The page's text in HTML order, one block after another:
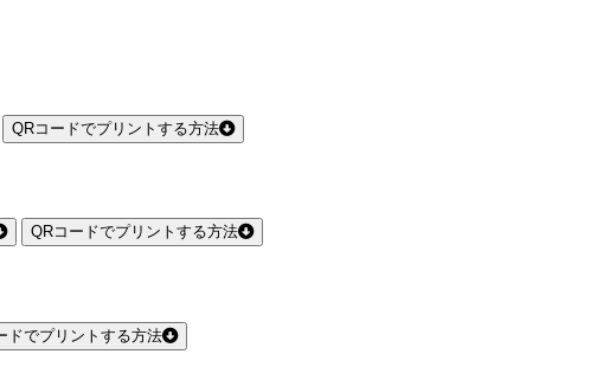
QRコードでプリントする方法
QRコードでプリントする方法
ドでプリントする方法